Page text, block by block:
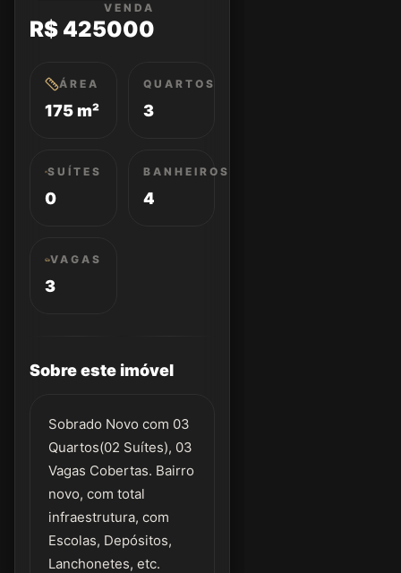
VENDA
R$ 425000
ÁREA
175 m²
QUARTOS
3
SUÍTES
0
BANHEIROS
4
VAGAS
3
Sobre este imóvel
Sobrado Novo com 03
Quartos(02 Suítes), 03
Vagas Cobertas. Bairro
novo, com total
infraestrutura, com
Escolas, Depósitos,
Lanchonetes, etc.